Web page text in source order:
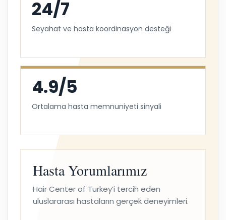
24/7
Seyahat ve hasta koordinasyon desteği
4.9/5
Ortalama hasta memnuniyeti sinyali
Hasta Yorumlarımız
Hair Center of Turkey’i tercih eden
uluslararası hastaların gerçek deneyimleri.